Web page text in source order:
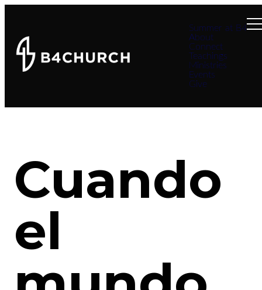
Summer at B4
About
Connect
Teachings
Ministries
Events
Give
Cuando
el